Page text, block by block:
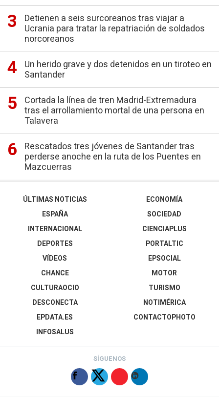
Detienen a seis surcoreanos tras viajar a
Ucrania para tratar la repatriación de soldados
norcoreanos
Un herido grave y dos detenidos en un tiroteo en
Santander
Cortada la línea de tren Madrid-Extremadura
tras el arrollamiento mortal de una persona en
Talavera
Rescatados tres jóvenes de Santander tras
perderse anoche en la ruta de los Puentes en
Mazcuerras
ÚLTIMAS NOTICIAS
ESPAÑA
INTERNACIONAL
DEPORTES
VÍDEOS
ECONOMÍA
SOCIEDAD
CIENCIAPLUS
PORTALTIC
EPSOCIAL
CHANCE
CULTURAOCIO
DESCONECTA
EPDATA.ES
INFOSALUS
MOTOR
TURISMO
NOTIMÉRICA
CONTACTOPHOTO
SÍGUENOS